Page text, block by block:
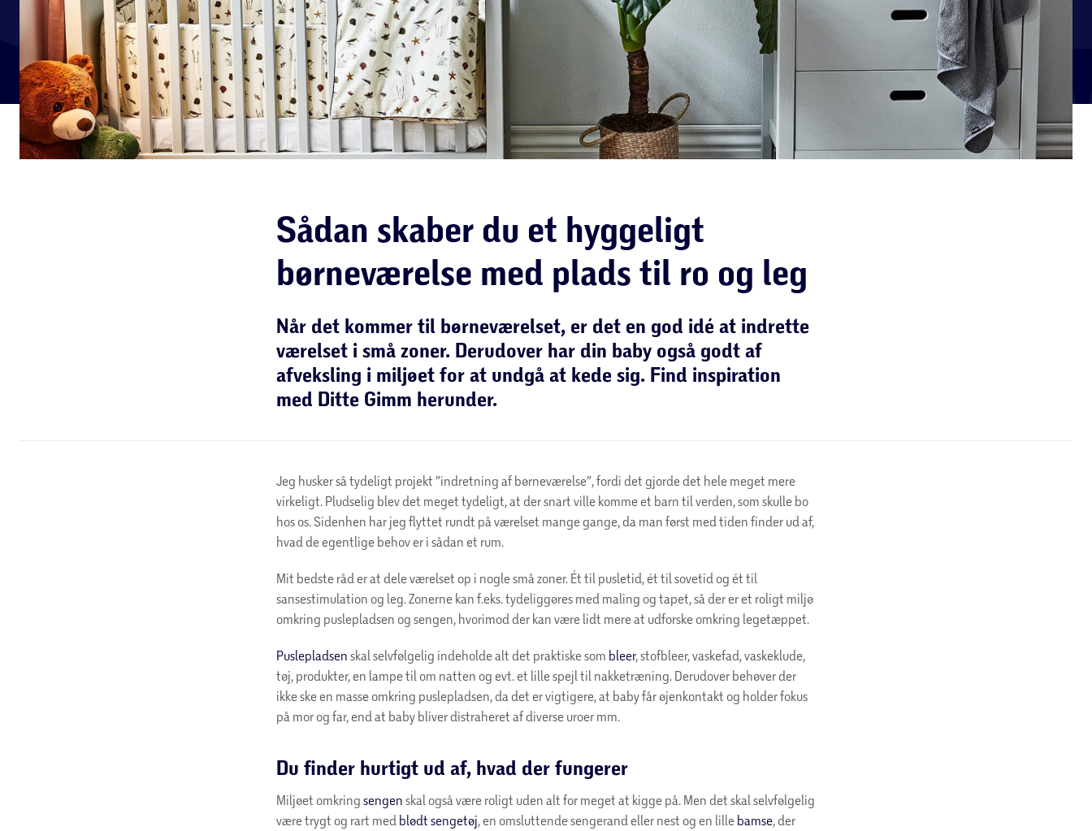
Sådan skaber du et hyggeligt
børneværelse med plads til ro og leg
Når det kommer til børneværelset, er det en god idé at indrette
værelset i små zoner. Derudover har din baby også godt af
afveksling i miljøet for at undgå at kede sig. Find inspiration
med Ditte Gimm herunder.
Jeg husker så tydeligt projekt ”indretning af børneværelse”, fordi det gjorde det hele meget mere
virkeligt. Pludselig blev det meget tydeligt, at der snart ville komme et barn til verden, som skulle bo
hos os. Sidenhen har jeg flyttet rundt på værelset mange gange, da man først med tiden finder ud af,
hvad de egentlige behov er i sådan et rum.
Mit bedste råd er at dele værelset op i nogle små zoner. Ét til pusletid, ét til sovetid og ét til
sansestimulation og leg. Zonerne kan f.eks. tydeliggøres med maling og tapet, så der er et roligt miljø
omkring puslepladsen og sengen, hvorimod der kan være lidt mere at udforske omkring legetæppet.
Puslepladsen skal selvfølgelig indeholde alt det praktiske som bleer, stofbleer, vaskefad, vaskeklude,
tøj, produkter, en lampe til om natten og evt. et lille spejl til nakketræning. Derudover behøver der
ikke ske en masse omkring puslepladsen, da det er vigtigere, at baby får øjenkontakt og holder fokus
på mor og far, end at baby bliver distraheret af diverse uroer mm.
Du finder hurtigt ud af, hvad der fungerer
Miljøet omkring sengen skal også være roligt uden alt for meget at kigge på. Men det skal selvfølgelig
være trygt og rart med blødt sengetøj, en omsluttende sengerand eller nest og en lille bamse, der